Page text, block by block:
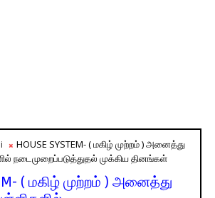
HOUSE SYSTEM- ( மகிழ் முற்றம் ) அனைத்து
நடைமுறைப்படுத்துதல் முக்கிய தினங்கள்
( மகிழ் முற்றம் ) அனைத்து